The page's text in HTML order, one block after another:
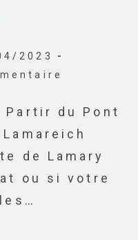
2023
Partir du Pont
de Lamary
ou si votre